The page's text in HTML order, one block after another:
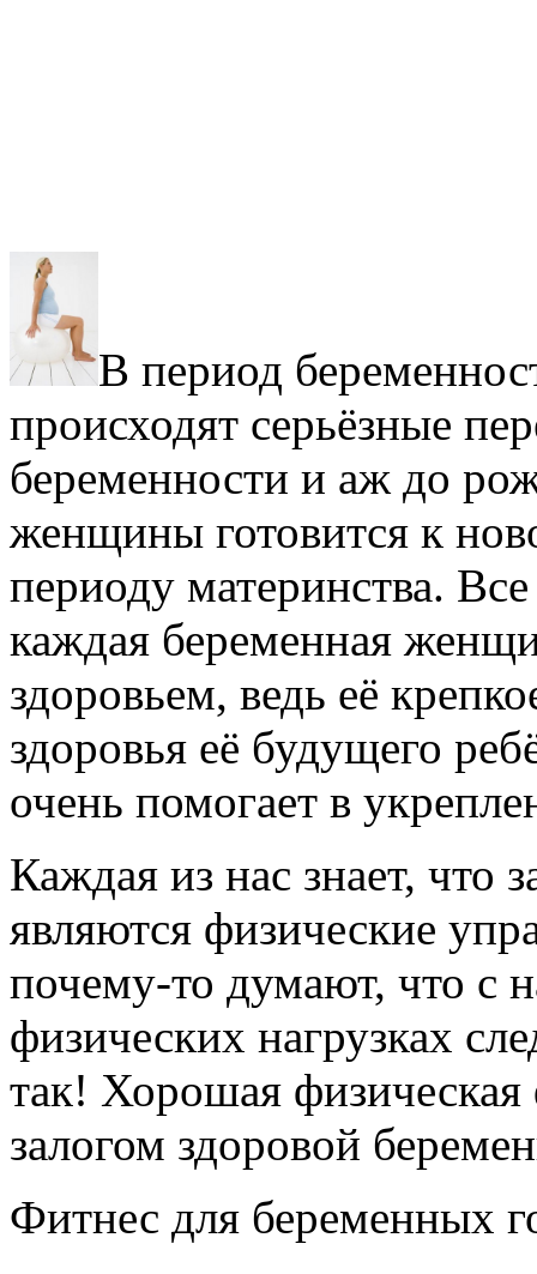
В период
происходят серьёзные
беременности и аж до
женщины готовится к
периоду материнства.
каждая беременная
здоровьем, ведь её
здоровья её будущего
очень помогает в
Каждая из нас знает, что
являются физические
почему-то думают, что с
физических нагрузках
так! Хорошая
залогом здоровой
Фитнес для беременных